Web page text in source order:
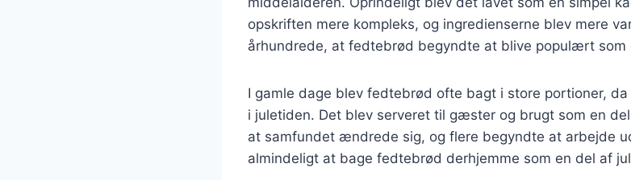
opskriften mere kompleks, og ingredienserne blev mere
århundrede, at fedtebrød begyndte at blive populært som
I gamle dage blev fedtebrød ofte bagt i store portioner,
i juletiden. Det blev serveret til gæster og brugt som en
at samfundet ændrede sig, og flere begyndte at arbejde
almindeligt at bage fedtebrød derhjemme som en del af